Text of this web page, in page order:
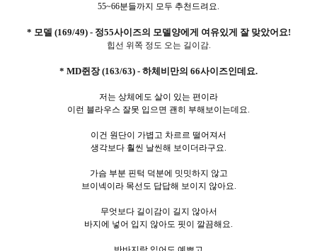
55~66분들까지 모두 추천드려요.
* 모델 (169/49) - 정55사이즈의 모델양에게 여유있게 잘 맞았어요!
힙선 위쪽 정도 오는 길이감.
* MD쥔장 (163/63) - 하체비만의 66사이즈인데요.
저는 상체에도 살이 있는 편이라
이런 블라우스 잘못 입으면 괜히 부해보이는데요.
이건 원단이 가볍고 차르르 떨어져서
생각보다 훨씬 날씬해 보이더라구요.
가슴 부분 핀턱 덕분에 밋밋하지 않고
브이넥이라 목선도 답답해 보이지 않아요.
무엇보다 길이감이 길지 않아서
바지에 넣어 입지 않아도 핏이 깔끔해요.